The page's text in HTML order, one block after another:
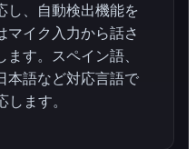
し、自動検出機能を
マイク入力から話さ
す。スペイン語、
本語など対応言語で
ます。